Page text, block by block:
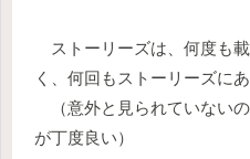
ストーリーズは、何度も
く、何回もストーリーズに
（意外と見られていない
が丁度良い）